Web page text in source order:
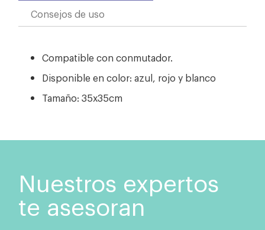
Consejos de uso
Compatible con conmutador.
Disponible en color: azul, rojo y blanco
Tamaño: 35x35cm
Nuestros expertos
te asesoran